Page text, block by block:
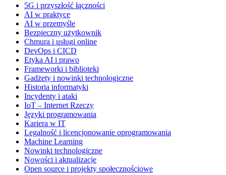
5G i przyszłość łączności
AI w praktyce
AI w przemyśle
Bezpieczny użytkownik
Chmura i usługi online
DevOps i CICD
Etyka AI i prawo
Frameworki i biblioteki
Gadżety i nowinki technologiczne
Historia informatyki
Incydenty i ataki
IoT – Internet Rzeczy
Języki programowania
Kariera w IT
Legalność i licencjonowanie oprogramowania
Machine Learning
Nowinki technologiczne
Nowości i aktualizacje
Open source i projekty społecznościowe